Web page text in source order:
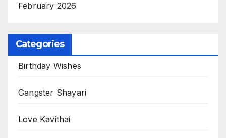
February 2026
Categories
Birthday Wishes
Gangster Shayari
Love Kavithai